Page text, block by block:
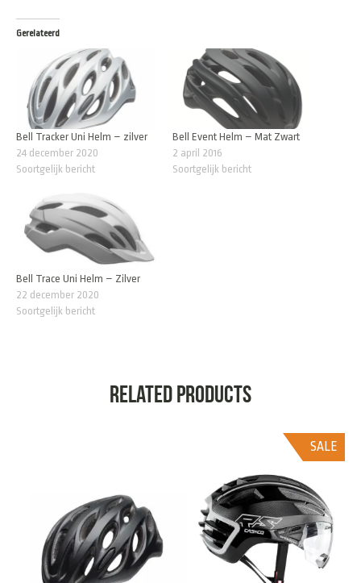
Gerelateerd
Bell Tracker Uni Helm – zilver
24 december 2020
Soortgelijk bericht
Bell Event Helm – Mat Zwart
2 april 2016
Soortgelijk bericht
Bell Trace Uni Helm – Zilver
22 december 2020
Soortgelijk bericht
Related products
SALE